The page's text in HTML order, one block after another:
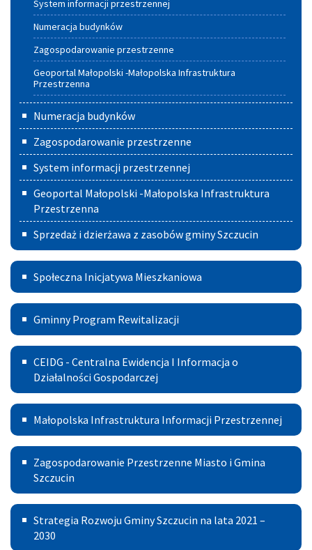
Gminie
Szczucin
System informacji przestrzennej
Numeracja budynków
Zagospodarowanie przestrzenne
Geoportal Małopolski -Małopolska Infrastruktura
Przestrzenna
Numeracja budynków
Zagospodarowanie przestrzenne
System informacji przestrzennej
Geoportal Małopolski -Małopolska Infrastruktura
Przestrzenna
Sprzedaż i dzierżawa z zasobów gminy Szczucin
Społeczna
Inicjatywa
Mieszkaniowa
Społeczna Inicjatywa Mieszkaniowa
Gminny
Program
Rewitalizacji
Gminny Program Rewitalizacji
Centralna
Ewidencja
I
Informacja
o
Działalności
Gospodarczej
CEIDG - Centralna Ewidencja I Informacja o
Działalności Gospodarczej
Małopolska
Infrastruktura
Informacji
Przestrzennej
Małopolska Infrastruktura Informacji Przestrzennej
Zagospodarowanie
Przestrzenne
Miasto
Zagospodarowanie Przestrzenne Miasto i Gmina
Szczucin
Strategia
Rozwoju
Strategia Rozwoju Gminy Szczucin na lata 2021 –
2030